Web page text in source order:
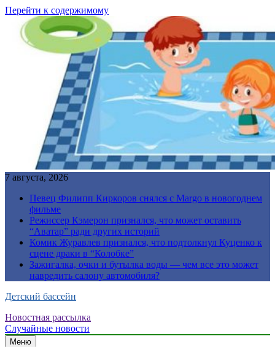
Перейти к содержимому
7 августа, 2026
Певец Филипп Киркоров снялся с Margo в новогоднем
фильме
Режиссер Кэмерон признался, что может оставить
“Аватар” ради других историй
Комик Журавлев признался, что подтолкнул Куценко к
сцене драки в “Колобке”
Зажигалка, очки и бутылка воды — чем все это может
навредить салону автомобиля?
Детский бассейн
Новостная рассылка
Случайные новости
Меню